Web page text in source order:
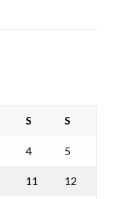
S S
4 5
11 12